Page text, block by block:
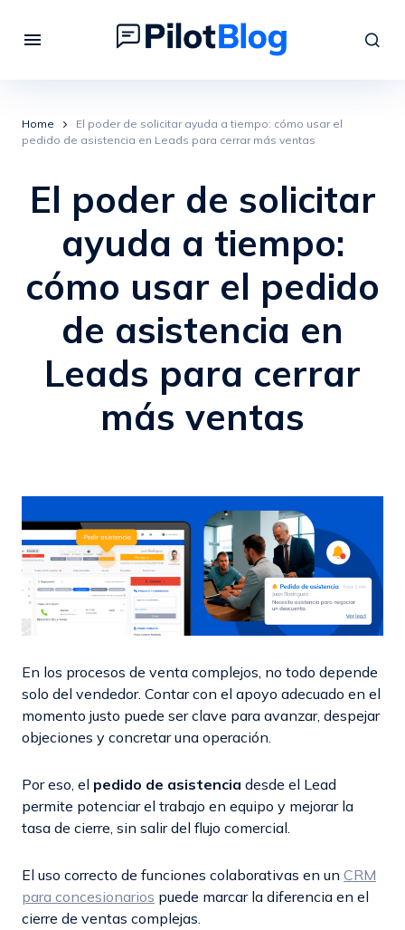
Home
El poder de solicitar ayuda a tiempo: cómo usar el
pedido de asistencia en Leads para cerrar más ventas
El poder de solicitar
ayuda a tiempo:
cómo usar el pedido
de asistencia en
Leads para cerrar
más ventas
En los procesos de venta complejos, no todo depende
solo del vendedor. Contar con el apoyo adecuado en el
momento justo puede ser clave para avanzar, despejar
objeciones y concretar una operación.
Por eso, el pedido de asistencia desde el Lead
permite potenciar el trabajo en equipo y mejorar la
tasa de cierre, sin salir del flujo comercial.
El uso correcto de funciones colaborativas en un CRM
para concesionarios puede marcar la diferencia en el
cierre de ventas complejas.